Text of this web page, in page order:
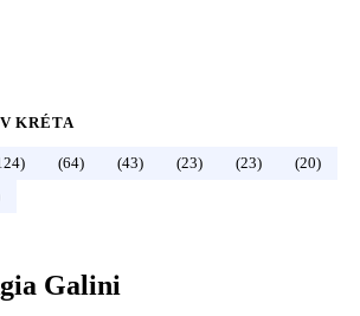
VKRÉTA
(64) (43) (23) (23)
(20)
Galini